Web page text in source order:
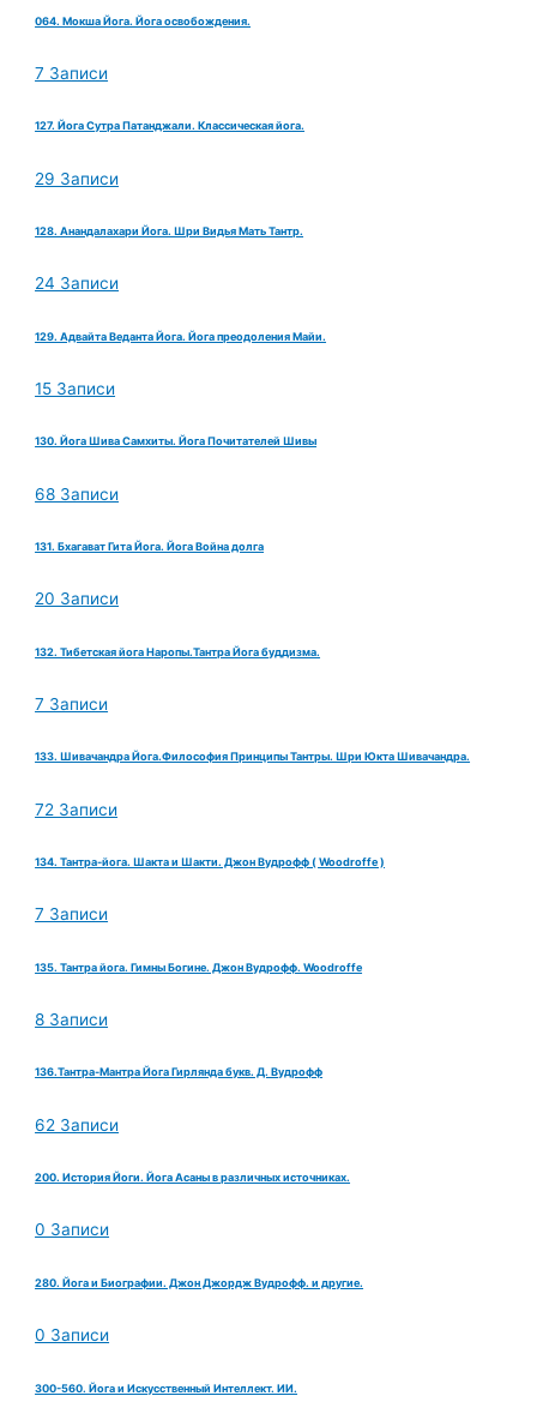
064. Мокша Йога. Йога освобождения.
7 Записи
127. Йога Сутра Патанджали. Классическая йога.
29 Записи
128. Анандалахари Йога. Шри Видья Мать Тантр.
24 Записи
129. Адвайта Веданта Йога. Йога преодоления Майи.
15 Записи
130. Йога Шива Самхиты. Йога Почитателей Шивы
68 Записи
131. Бхагават Гита Йога. Йога Война долга
20 Записи
132. Тибетская йога Наропы.Тантра Йога буддизма.
7 Записи
133. Шивачандра Йога.Философия Принципы Тантры. Шри Юкта Шивачандра.
72 Записи
134. Тантра-йога. Шакта и Шакти. Джон Вудрофф ( Woodroffe )
7 Записи
135. Тантра йога. Гимны Богине. Джон Вудрофф. Woodroffe
8 Записи
136.Тантра-Мантра Йога Гирлянда букв. Д. Вудрофф
62 Записи
200. История Йоги. Йога Асаны в различных источниках.
0 Записи
280. Йога и Биографии. Джон Джордж Вудрофф. и другие.
0 Записи
300-560. Йога и Искусственный Интеллект. ИИ.